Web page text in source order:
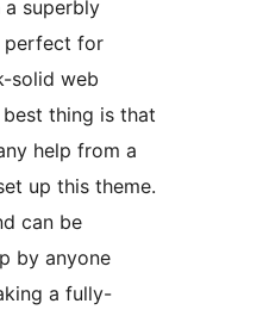
superbly
perfect for
solid web
thing is that
help from a
up this theme.
can be
by anyone
a fully-